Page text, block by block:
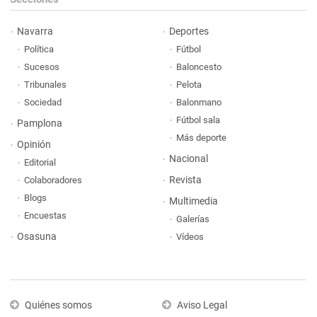
Navarra
Política
Sucesos
Tribunales
Sociedad
Pamplona
Opinión
Editorial
Colaboradores
Blogs
Encuestas
Osasuna
Deportes
Fútbol
Baloncesto
Pelota
Balonmano
Fútbol sala
Más deporte
Nacional
Revista
Multimedia
Galerías
Vídeos
Quiénes somos Aviso Legal